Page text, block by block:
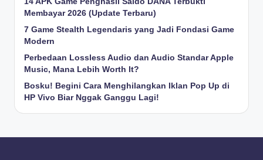
Membayar 2026 (Update Terbaru)
7 Game Stealth Legendaris yang Jadi Fondasi Game
Modern
Perbedaan Lossless Audio dan Audio Standar Apple
Music, Mana Lebih Worth It?
Bosku! Begini Cara Menghilangkan Iklan Pop Up di
HP Vivo Biar Nggak Ganggu Lagi!